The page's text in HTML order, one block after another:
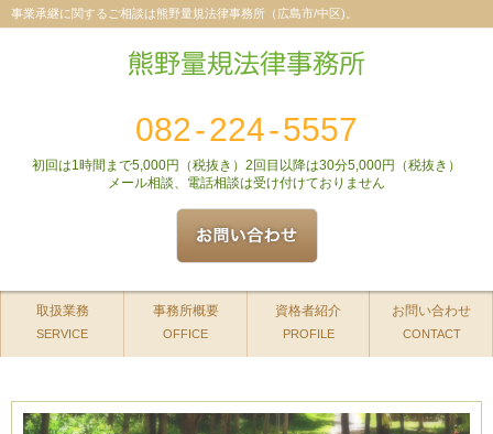
事業承継に関するご相談は熊野量規法律事務所（広島市/中区)。
082-224-5557
初回は1時間まで5,000円（税抜き）2回目以降は30分5,000円（税抜き）
メール相談、電話相談は受け付けておりません
取扱業務
SERVICE
事務所概要
OFFICE
資格者紹介
PROFILE
お問い合わせ
CONTACT